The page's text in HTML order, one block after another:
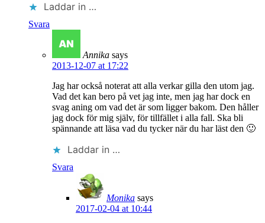
Laddar in …
Svara
Annika says
2013-12-07 at 17:22
Jag har också noterat att alla verkar gilla den utom jag.
Vad det kan bero på vet jag inte, men jag har dock en
svag aning om vad det är som ligger bakom. Den håller
jag dock för mig själv, för tillfället i alla fall. Ska bli
spännande att läsa vad du tycker när du har läst den 🙂
Laddar in …
Svara
Monika says
2017-02-04 at 10:44